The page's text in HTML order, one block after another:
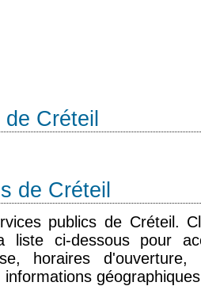
Créteil
de Créteil
publics de Créteil.
liste ci-dessous pour
horaires